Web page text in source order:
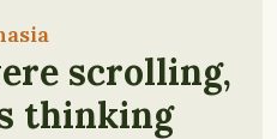
scrolling,
thinking